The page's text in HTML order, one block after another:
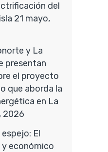
del
21 mayo,
y La
presentan
el proyecto
que aborda la
en La
2026
El
económico